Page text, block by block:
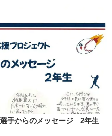
選手からのメッセージ 2年生